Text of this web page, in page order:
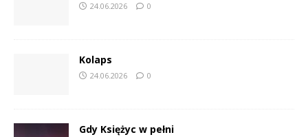
24.06.2026 0
Kolaps
24.06.2026 0
Gdy Księżyc w pełni